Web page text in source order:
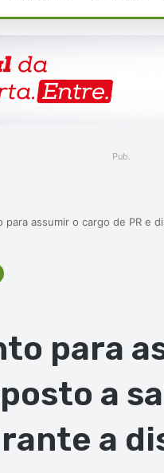
Pub.
para assumir o cargo de PR e
para
a
a